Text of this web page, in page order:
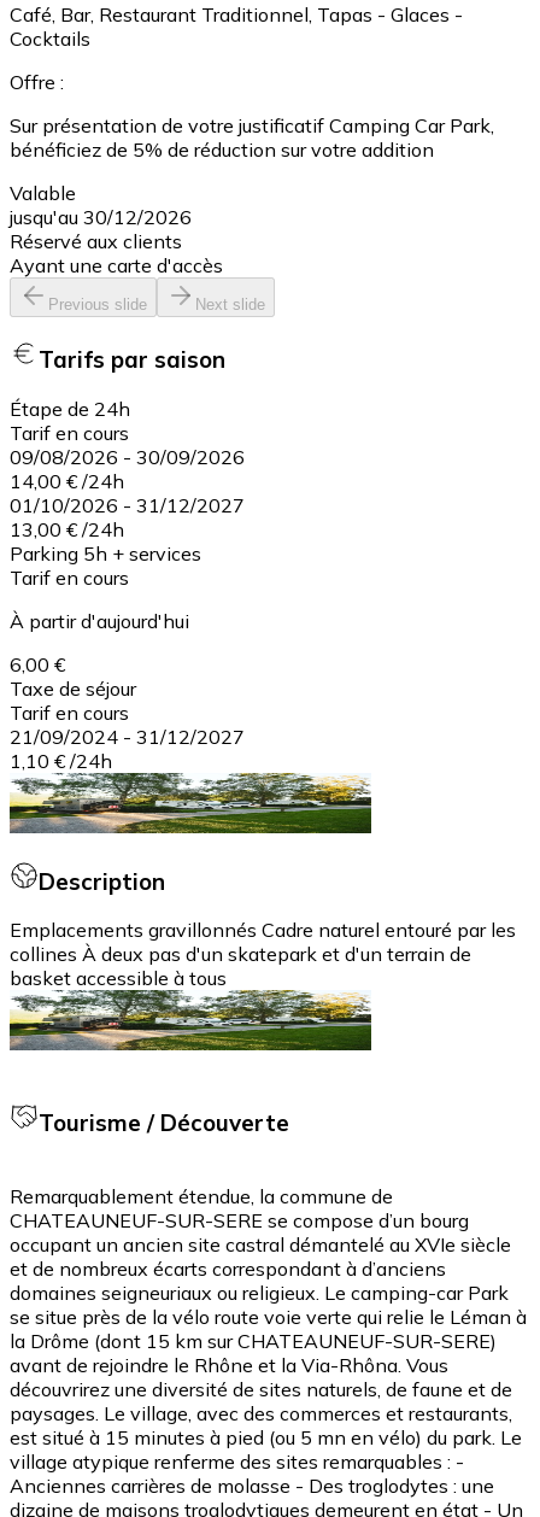
Café, Bar, Restaurant Traditionnel, Tapas - Glaces -
Cocktails
Offre :
Sur présentation de votre justificatif Camping Car Park,
bénéficiez de 5% de réduction sur votre addition
Valable
jusqu'au 30/12/2026
Réservé aux clients
Ayant une carte d'accès
Previous slide Next slide
Tarifs par saison
Étape de 24h
Tarif en cours
09/08/2026 - 30/09/2026
14,00 € /24h
01/10/2026 - 31/12/2027
13,00 € /24h
Parking 5h + services
Tarif en cours
À partir d'aujourd'hui
6,00 €
Taxe de séjour
Tarif en cours
21/09/2024 - 31/12/2027
1,10 € /24h
Description
Emplacements gravillonnés Cadre naturel entouré par les
collines À deux pas d'un skatepark et d'un terrain de
basket accessible à tous
Tourisme / Découverte
Remarquablement étendue, la commune de
CHATEAUNEUF-SUR-SERE se compose d’un bourg
occupant un ancien site castral démantelé au XVIe siècle
et de nombreux écarts correspondant à d’anciens
domaines seigneuriaux ou religieux. Le camping-car Park
se situe près de la vélo route voie verte qui relie le Léman à
la Drôme (dont 15 km sur CHATEAUNEUF-SUR-SERE)
avant de rejoindre le Rhône et la Via-Rhôna. Vous
découvrirez une diversité de sites naturels, de faune et de
paysages. Le village, avec des commerces et restaurants,
est situé à 15 minutes à pied (ou 5 mn en vélo) du park. Le
village atypique renferme des sites remarquables : -
Anciennes carrières de molasse - Des troglodytes : une
dizaine de maisons troglodytiques demeurent en état - Un